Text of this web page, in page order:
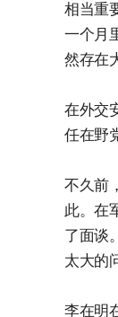
相当重
一个月
然存在
在外交
任在野
不久前
此。在
了面谈
太大的
李在明